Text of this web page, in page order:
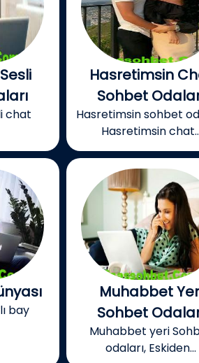
chat
Hasretimsin
Sohbet
Hasretimsin sohbet
Hasretimsin
bay
Muhabbet
Sohbet
Muhabbet yeri
odaları, Eskiden...